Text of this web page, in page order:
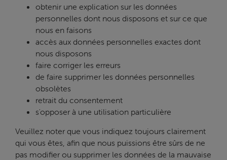
obtenir une explication sur les données
personnelles dont nous disposons et sur ce que
nous en faisons
accès aux données personnelles exactes dont
nous disposons
faire corriger les erreurs
de faire supprimer les données personnelles
obsolètes
retrait du consentement
s'opposer à une utilisation particulière
Veuillez noter que vous indiquez toujours clairement
qui vous êtes, afin que nous puissions être sûrs de ne
pas modifier ou supprimer les données de la mauvaise